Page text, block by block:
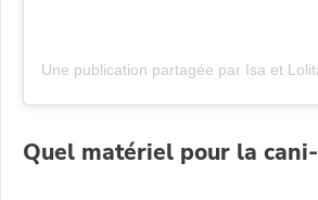
Quel matériel pour la